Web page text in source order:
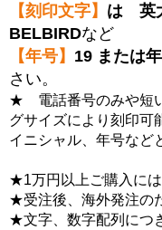
【刻印文字】 は 英
BELBIRDなど
【年号】 19 または
さい。
★ 電話番号のみや短
グサイズにより刻印可
イニシャル、年号など
★1万円以上ご購入に
★受注後、海外発注の
★文字、数字配列につ